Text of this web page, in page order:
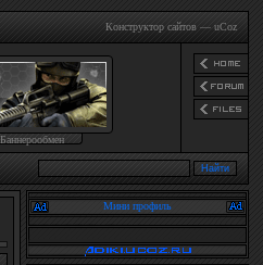
Конструктор сайтов — uCoz
Баннерообмен
Мини профиль